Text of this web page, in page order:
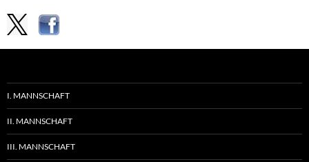
I. MANNSCHAFT
II. MANNSCHAFT
III. MANNSCHAFT